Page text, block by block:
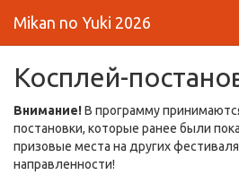
Mikan no Yuki 2026
Косплей-
Внимание!В программу
постановки, которые ранее были
призовые места на других
направленности!